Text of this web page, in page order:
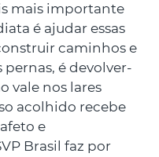
mais importante
é ajudar essas
caminhos e
é devolver-
vale nos lares
acolhido recebe
e
Brasil faz por